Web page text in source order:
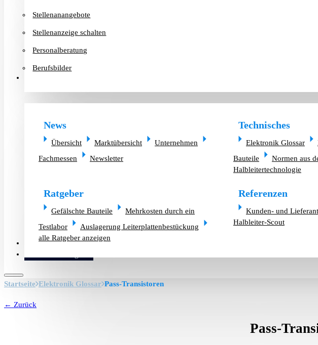
Stellenanangebote
Stellenanzeige schalten
Personalberatung
Berufsbilder
News
Übersicht Marktübersicht
Unternehmen
Fachmessen
Newsletter
Technisches
Elektronik Glossar
Bauteile
Normen aus
Halbleitertechnologie
Ratgeber
Gefälschte Bauteile
Mehrkosten durch ein
Testlabor
Auslagerung Leiterplattenbestückung
alle Ratgeber anzeigen
Referenzen
Kunden- und
Halbleiter-Scout
Altlager verkaufen
Startseite Elektronik Glossar Pass-Transistoren
← Zurück
Pass-